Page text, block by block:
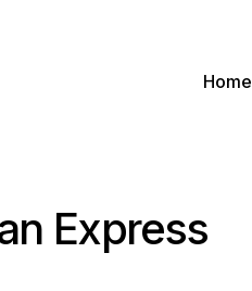
Home
Express